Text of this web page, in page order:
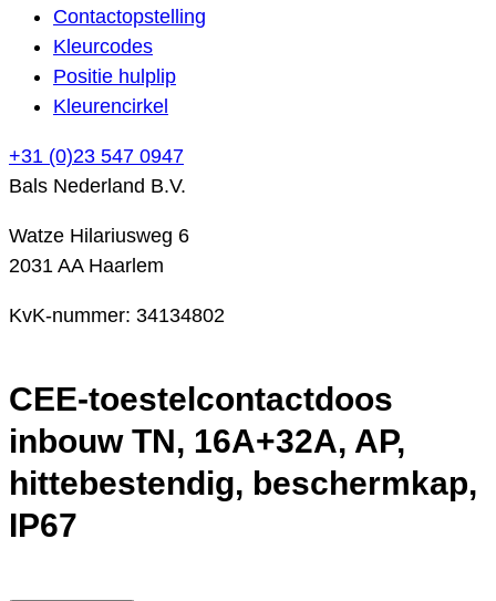
Contactopstelling
Kleurcodes
Positie hulplip
Kleurencirkel
+31 (0)23 547 0947
Bals Nederland B.V.
Watze Hilariusweg 6
2031 AA Haarlem
KvK-nummer: 34134802
CEE-toestelcontactdoos
inbouw TN, 16A+32A, AP,
hittebestendig, beschermkap,
IP67